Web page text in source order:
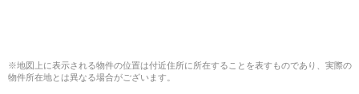
※地図上に表示される物件の位置は付近住所に所在することを表すものであり、実際の
物件所在地とは異なる場合がございます。